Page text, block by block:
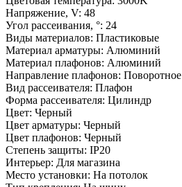
Напряжение, V: 48
Угол рассеивания, °: 24
Виды материалов: Пластиковые
Материал арматуры: Алюминий
Материал плафонов: Алюминий
Направление плафонов: Поворотное
Вид рассеивателя: Плафон
Форма рассеивателя: Цилиндр
Цвет: Черный
Цвет арматуры: Черный
Цвет плафонов: Черный
Степень защиты: IP20
Интерьер: Для магазина
Место установки: На потолок